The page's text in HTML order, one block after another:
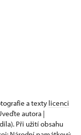
a texty licenci
autora |
Při užití obsahu